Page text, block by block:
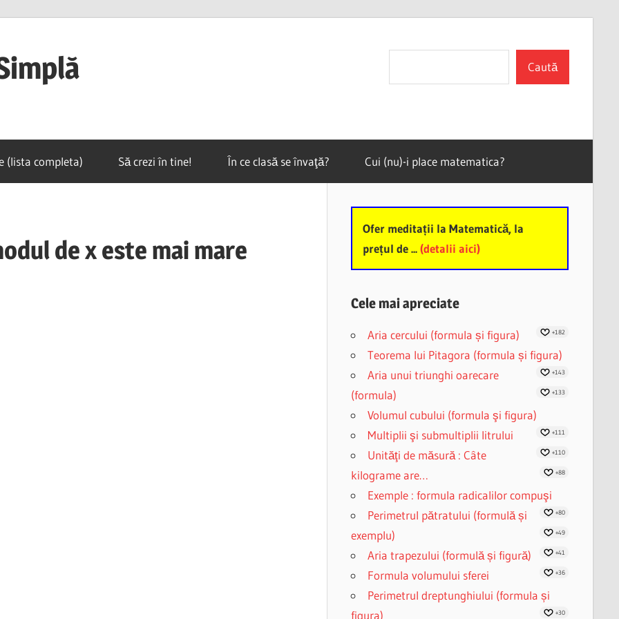
Caută
(lista completa) Să crezi în tine! În ce clasă se învaţă? Cui (nu)-i place matematica?
de x este mai mare
Ofer meditații la Matematică, la
prețul de ...(detalii aici)
Cele mai apreciate
Aria cercului (formula și figura) +182
Teorema lui Pitagora (formula și figura)
+143
Aria unui triunghi oarecare
(formula)
+133
Volumul cubului (formula şi figura)
+111
Multiplii şi submultiplii litrului
+110
Unităţi de măsură : Câte
kilograme are…
+88
Exemple : formula radicalilor compuşi
+80
Perimetrul pătratului (formulă și
exemplu)
+49
Aria trapezului (formulă și figură) +41
Formula volumului sferei +36
Perimetrul dreptunghiului (formula și
figura)
+30